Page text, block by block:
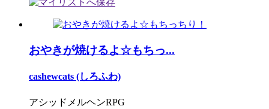
おやきが焼けるよ☆もちっ...
cashewcats (しろふわ)
アシッドメルヘンRPG